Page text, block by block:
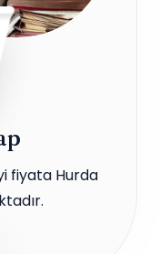
fiyata Hurda